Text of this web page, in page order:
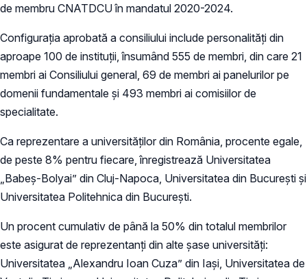
de membru CNATDCU în mandatul 2020-2024.
Configurația aprobată a consiliului include personalități din
aproape 100 de instituții, însumând 555 de membri, din care 21
membri ai Consiliului general, 69 de membri ai panelurilor pe
domenii fundamentale și 493 membri ai comisiilor de
specialitate.
Ca reprezentare a universităților din România, procente egale,
de peste 8% pentru fiecare, înregistrează Universitatea
„Babeș-Bolyai” din Cluj-Napoca, Universitatea din București și
Universitatea Politehnica din București.
Un procent cumulativ de până la 50% din totalul membrilor
este asigurat de reprezentanți din alte șase universități:
Universitatea „Alexandru Ioan Cuza” din Iași, Universitatea de